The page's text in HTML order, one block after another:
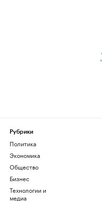
Рубрики
Политика
Экономика
Общество
Бизнес
Технологии и
медиа